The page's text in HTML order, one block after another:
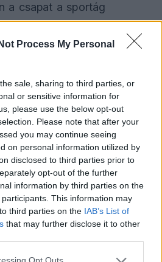
Process My Personal
sale, sharing to third parties, or
or sensitive information for
please use the below opt-out
Please note that after your
you may continue seeing
on personal information utilized by
disclosed to third parties prior to
opt-out of the further
information by third parties on the
participants. This information may
third parties on the IAB’s List of
that may further disclose it to other
app uses one or more Google
a csapat a sportág
a Milton Keynes-iek az egyik
belső hatalmi harcok
a háttérbe szorították.
Player
loading.
be loaded, either because
failed or because the format
not supported.